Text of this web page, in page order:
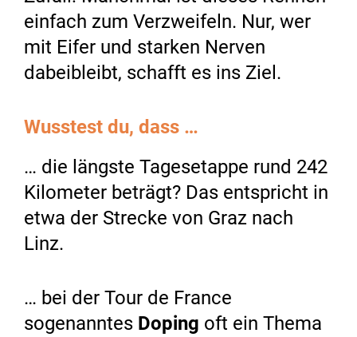
einfach zum Verzweifeln. Nur, wer
mit Eifer und starken Nerven
dabeibleibt, schafft es ins Ziel.
Wusstest du, dass …
… die längste Tagesetappe rund 242
Kilometer beträgt? Das entspricht in
etwa der Strecke von Graz nach
Linz.
… bei der Tour de France
sogenanntes Doping oft ein Thema